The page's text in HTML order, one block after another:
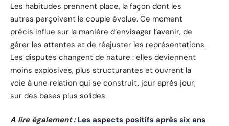
Les habitudes prennent place, la façon dont les
autres perçoivent le couple évolue. Ce moment
précis influe sur la manière d’envisager l’avenir, de
gérer les attentes et de réajuster les représentations.
Les disputes changent de nature : elles deviennent
moins explosives, plus structurantes et ouvrent la
voie à une relation qui se construit, jour après jour,
sur des bases plus solides.
A lire également : Les aspects positifs après six ans